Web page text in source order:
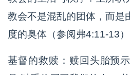
教会不是混乱的团体，而是
度的奥体（参阅弗4:11-13）
基督的救赎：赎回头胎预